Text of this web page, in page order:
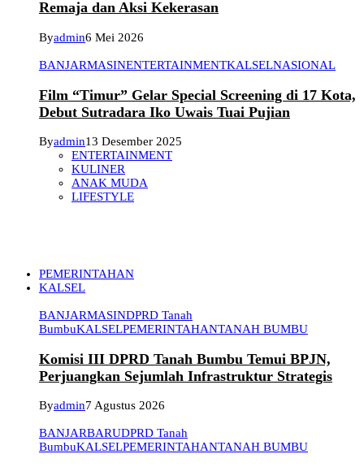
Remaja dan Aksi Kekerasan
Byadmin6 Mei 2026
BANJARMASINENTERTAINMENTKALSELNASIONAL
Film “Timur” Gelar Special Screening di 17 Kota,
Debut Sutradara Iko Uwais Tuai Pujian
Byadmin13 Desember 2025
ENTERTAINMENT
KULINER
ANAK MUDA
LIFESTYLE
PEMERINTAHAN
KALSEL
BANJARMASINDPRD Tanah
BumbuKALSELPEMERINTAHANTANAH BUMBU
Komisi III DPRD Tanah Bumbu Temui BPJN,
Perjuangkan Sejumlah Infrastruktur Strategis
Byadmin7 Agustus 2026
BANJARBARUDPRD Tanah
BumbuKALSELPEMERINTAHANTANAH BUMBU